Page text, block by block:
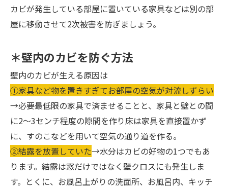
カビが発生している部屋に置いている家具などは別の部
屋に移動させて2次被害を防ぎましょう。
＊壁内のカビを防ぐ方法
壁内のカビが生える原因は
①家具など物を置きすぎてお部屋の空気が対流しずらい
→必要最低限の家具で済ませることと、家具と壁との間
に2～3センチ程度の隙間を作り床は家具を直接置かず
に、すのこなどを用いて空気の通り道を作る。
②結露を放置していた→水分はカビの好物の1つでもあ
ります。結露は窓だけではなく壁クロスにも発生しま
す。とくに、お風呂上がりの洗面所、お風呂内、キッチ